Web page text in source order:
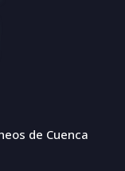
de Cuenca